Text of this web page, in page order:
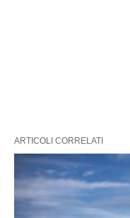
ARTICOLI CORRELATI